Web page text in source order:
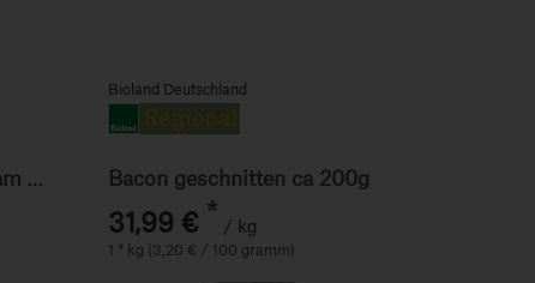
Alter Pikantus Bollheim am Stück
Bioland Deutschland
Bacon geschnitten ca 200g
31,99 € * / kg
1 * kg (3,20 € / 100 gramm)